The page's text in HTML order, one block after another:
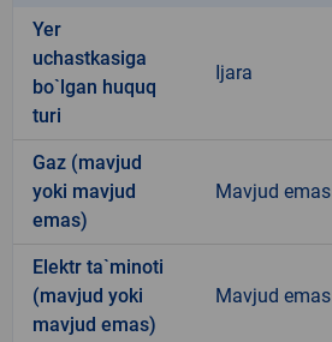
Yer
uchastkasiga
bo`lgan huquq
turi
Ijara
Gaz (mavjud
yoki mavjud
emas)
Mavjud emas
Elektr ta`minoti
(mavjud yoki
mavjud emas)
Mavjud emas